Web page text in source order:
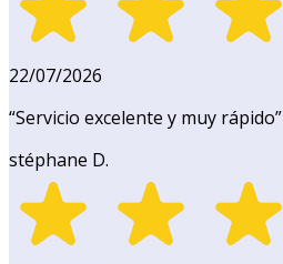
22/07/2026
“Servicio excelente y muy rápido”
stéphane D.